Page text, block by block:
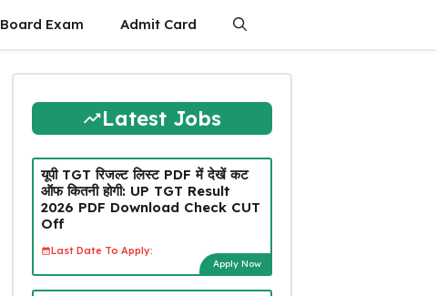
Board Exam Admit Card
Latest Jobs
यूपी TGT रिजल्ट लिस्ट PDF में देखें कट
ऑफ कितनी होगी: UP TGT Result
2026 PDF Download Check CUT
Off
Last Date To Apply:
Apply Now